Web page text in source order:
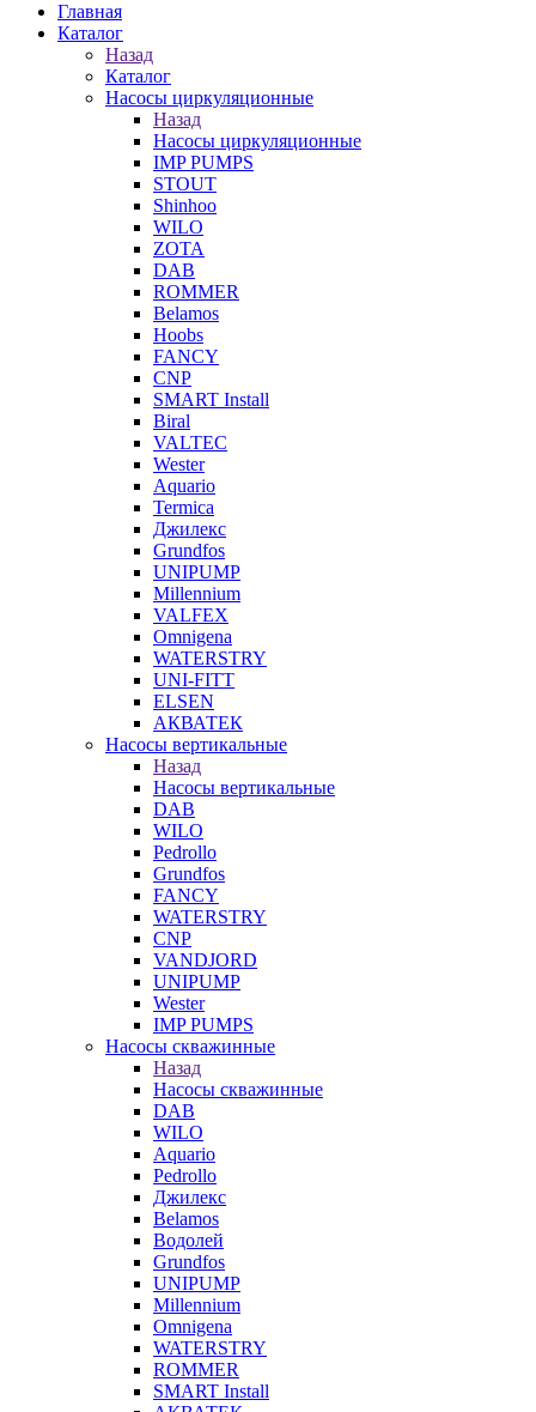
Главная
Каталог
Назад
Каталог
Насосы циркуляционные
Назад
Насосы циркуляционные
IMP PUMPS
STOUT
Shinhoo
WILO
ZOTA
DAB
ROMMER
Belamos
Hoobs
FANCY
CNP
SMART Install
Biral
VALTEC
Wester
Aquario
Termica
Джилекс
Grundfos
UNIPUMP
Millennium
VALFEX
Omnigena
WATERSTRY
UNI-FITT
ELSEN
АКВАТЕК
Насосы вертикальные
Назад
Насосы вертикальные
DAB
WILO
Pedrollo
Grundfos
FANCY
WATERSTRY
CNP
VANDJORD
UNIPUMP
Wester
IMP PUMPS
Насосы скважинные
Назад
Насосы скважинные
DAB
WILO
Aquario
Pedrollo
Джилекс
Belamos
Водолей
Grundfos
UNIPUMP
Millennium
Omnigena
WATERSTRY
ROMMER
SMART Install